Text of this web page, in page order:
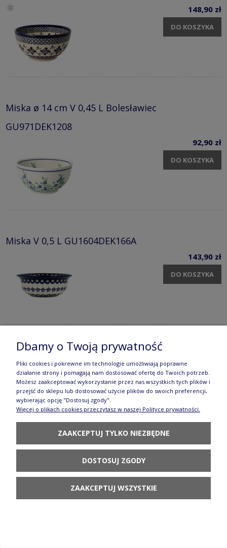
148,90 zł
DO KOSZYKA
Miska ø 14 cm V 0,45 L Bolesławiec
GU971DEK1208
92,90 zł
DO KOSZYKA
Miska V 0,5 L GU1604DEK166A
143,90 zł
DO KOSZYKA
Miska ø 14 cm V 0,45 L Bolesławiec gu971dek1213
92,90 zł
POWIADOM O
Miska ø 14 cm V 0,45 L Bolesławiec
GU971DEK281Art
Dbamy o Twoją prywatność
Pliki cookies i pokrewne im technologie umożliwiają poprawne
działanie strony i pomagają nam dostosować ofertę do Twoich potrzeb.
Możesz zaakceptować wykorzystanie przez nas wszystkich tych plików i
przejść do sklepu lub dostosować użycie plików do swoich preferencji,
wybierając opcję "Dostosuj zgody".
Więcej o plikach cookies przeczytasz w naszej Polityce prywatności.
ZAAKCEPTUJ TYLKO NIEZBĘDNE
DOSTOSUJ ZGODY
ZAAKCEPTUJ WSZYSTKIE